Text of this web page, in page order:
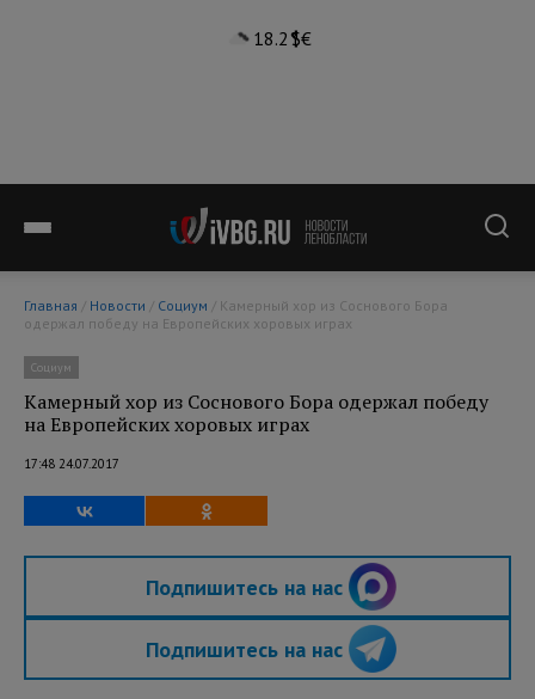
18.2°$€
Главная / Новости / Социум
одержал победу на Европейских хоровых играх
Социум
Камерный хор из Соснового Бора одержал победу
на Европейских хоровых играх
17:48 24.07.2017
Подпишитесь на нас
Подпишитесь на нас